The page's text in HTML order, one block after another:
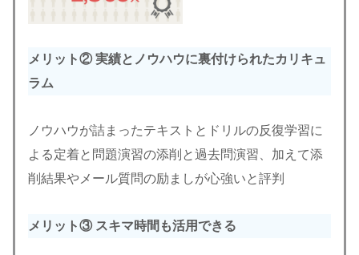
メリット② 実績とノウハウに裏付けられたカリキュ
ラム
ノウハウが詰まったテキストとドリルの反復学習に
よる定着と問題演習の添削と過去問演習、加えて添
削結果やメール質問の励ましが心強いと評判
メリット③ スキマ時間も活用できる